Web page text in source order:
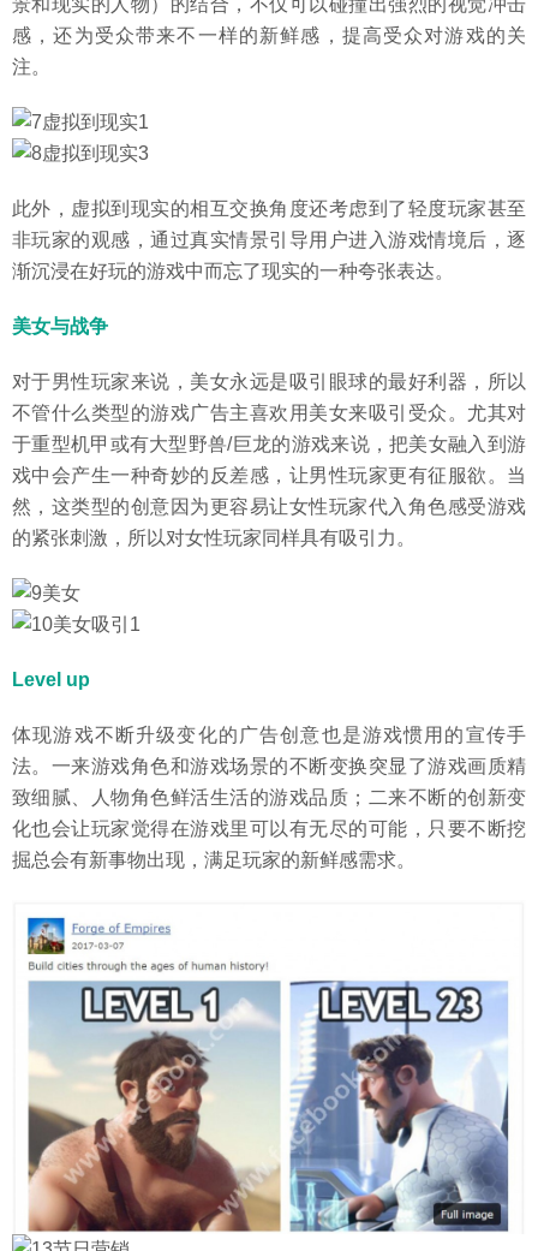
感，还为受众带来不一样的新鲜感，提高受众对游戏的关
注。
此外，虚拟到现实的相互交换角度还考虑到了轻度玩家甚至
非玩家的观感，通过真实情景引导用户进入游戏情境后，逐
渐沉浸在好玩的游戏中而忘了现实的一种夸张表达。
美女与战争
对于男性玩家来说，美女永远是吸引眼球的最好利器，所以
不管什么类型的游戏广告主喜欢用美女来吸引受众。尤其对
于重型机甲或有大型野兽/巨龙的游戏来说，把美女融入到游
戏中会产生一种奇妙的反差感，让男性玩家更有征服欲。当
然，这类型的创意因为更容易让女性玩家代入角色感受游戏
的紧张刺激，所以对女性玩家同样具有吸引力。
Level up
体现游戏不断升级变化的广告创意也是游戏惯用的宣传手
法。一来游戏角色和游戏场景的不断变换突显了游戏画质精
致细腻、人物角色鲜活生活的游戏品质；二来不断的创新变
化也会让玩家觉得在游戏里可以有无尽的可能，只要不断挖
掘总会有新事物出现，满足玩家的新鲜感需求。